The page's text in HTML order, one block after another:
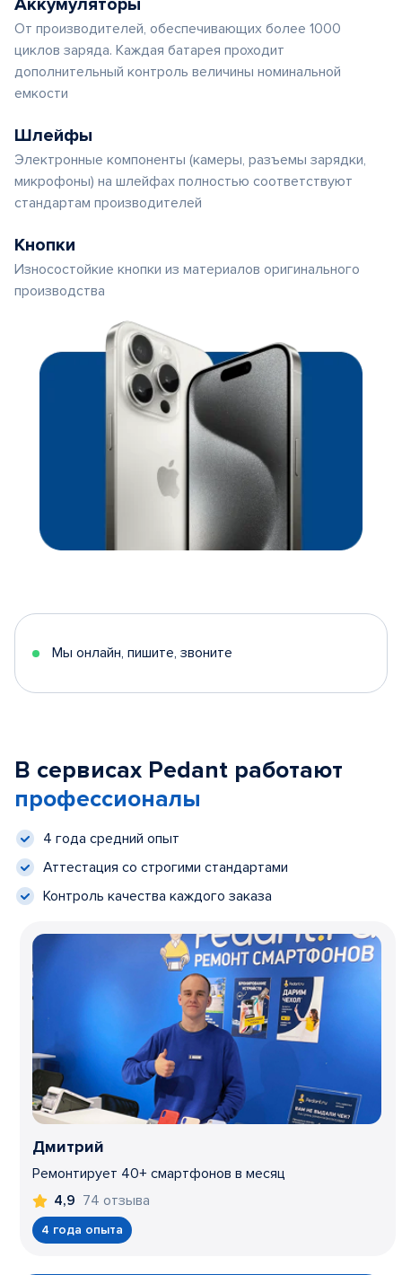
Аккумуляторы
От производителей, обеспечивающих более 1000
циклов заряда. Каждая батарея проходит
дополнительный контроль величины номинальной
емкости
Шлейфы
Электронные компоненты (камеры, разъемы зарядки,
микрофоны) на шлейфах полностью соответствуют
стандартам производителей
Кнопки
Износостойкие кнопки из материалов оригинального
производства
Мы онлайн, пишите, звоните
В сервисах Pedant работают
профессионалы
4 года средний опыт
Аттестация со строгими стандартами
Контроль качества каждого заказа
Дмитрий
Ремонтирует 40+ смартфонов в месяц
4,9 74 отзыва
4 года опыта